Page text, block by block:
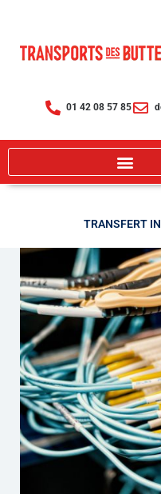
contenu
01 42 08 57 85
TRANSFERT